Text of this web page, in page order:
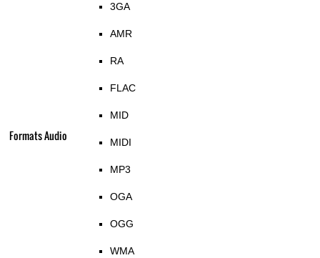
Formats Audio
3GA
AMR
RA
FLAC
MID
MIDI
MP3
OGA
OGG
WMA